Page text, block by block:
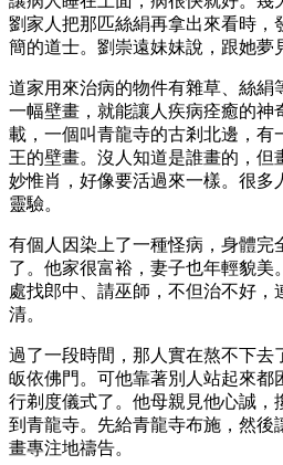
劉家人把那匹絲絹再拿出來看時，
簡的道士。劉崇遠妹妹說，跟她夢
道家用來治病的物件有雜草、絲絹
一幅壁畫，就能讓人疾病痊癒的神
載，一個叫青龍寺的古剎北邊，有
王的壁畫。沒人知道是誰畫的，但
妙惟肖，好像要活過來一樣。很多
靈驗。
有個人因染上了一種怪病，身體完
了。他家很富裕，妻子也年輕貌美
處找郎中、請巫師，不但治不好，
清。
過了一段時間，那人實在熬不下去
皈依佛門。可他靠著別人站起來都
行剃度儀式了。他母親見他心誠，
到青龍寺。先給青龍寺布施，然後
畫專注地禱告。